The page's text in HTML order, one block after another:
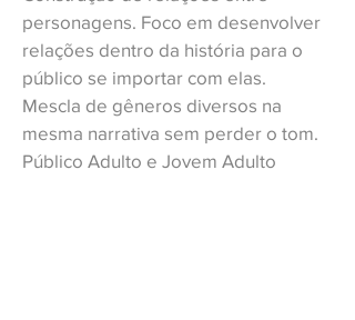
personagens. Foco em desenvolver
relações dentro da história para o
público se importar com elas.
Mescla de gêneros diversos na
mesma narrativa sem perder o tom.
Público Adulto e Jovem Adulto